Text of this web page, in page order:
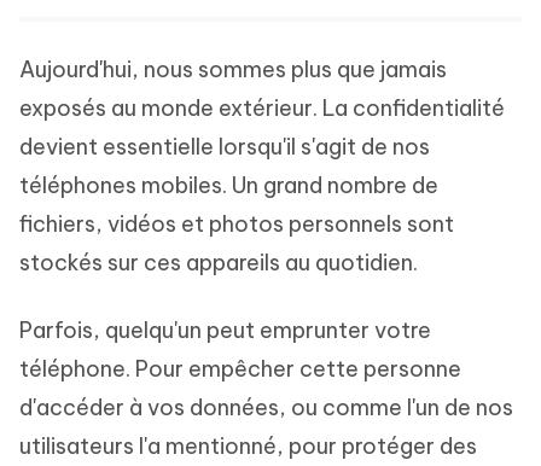
Aujourd'hui, nous sommes plus que jamais
exposés au monde extérieur. La confidentialité
devient essentielle lorsqu'il s'agit de nos
téléphones mobiles. Un grand nombre de
fichiers, vidéos et photos personnels sont
stockés sur ces appareils au quotidien.
Parfois, quelqu'un peut emprunter votre
téléphone. Pour empêcher cette personne
d'accéder à vos données, ou comme l'un de nos
utilisateurs l'a mentionné, pour protéger des